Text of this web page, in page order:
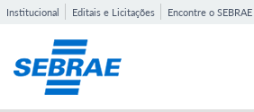
Institucional Editais e Licitações Encontre o SEBRAE